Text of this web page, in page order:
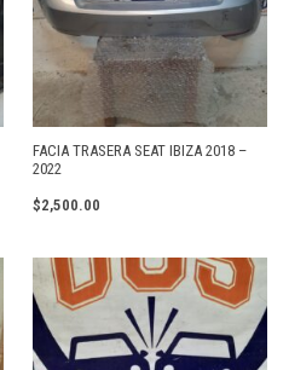
FACIA TRASERA SEAT IBIZA 2018 –
2022
$2,500.00